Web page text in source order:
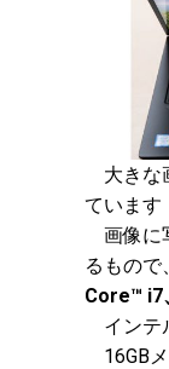
大きな
ています
画像に
るもので
Core™ i7
インテ
16GB